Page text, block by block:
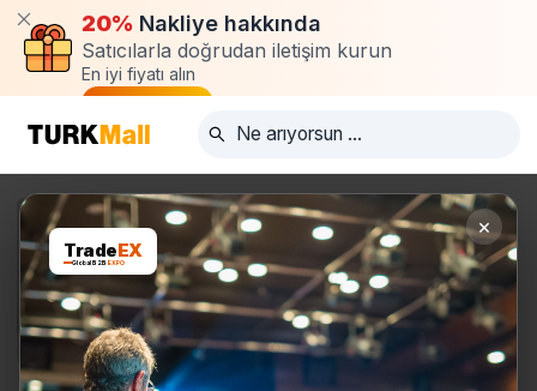
20% Nakliye hakkında
Satıcılarla doğrudan iletişim kurun
En iyi fiyatı alın
Talep oluştur
×
TradeEX
Global B2B EXPO